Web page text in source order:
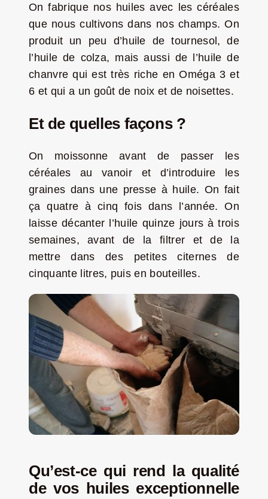
On fabrique nos huiles avec les céréales
que nous cultivons dans nos champs. On
produit un peu d’huile de tournesol, de
l’huile de colza, mais aussi de l’huile de
chanvre qui est très riche en Oméga 3 et
6 et qui a un goût de noix et de noisettes.
Et de quelles façons ?
On moissonne avant de passer les
céréales au vanoir et d’introduire les
graines dans une presse à huile. On fait
ça quatre à cinq fois dans l’année. On
laisse décanter l’huile quinze jours à trois
semaines, avant de la filtrer et de la
mettre dans des petites citernes de
cinquante litres, puis en bouteilles.
Qu’est-ce qui rend la qualité
de vos huiles exceptionnelle